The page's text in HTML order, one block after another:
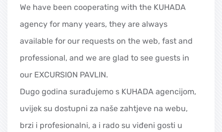
We have been cooperating with the KUHADA
agency for many years, they are always
available for our requests on the web, fast and
professional, and we are glad to see guests in
our EXCURSION PAVLIN.
Dugo godina surađujemo s KUHADA agencijom,
uvijek su dostupni za naše zahtjeve na webu,
brzi i profesionalni, a i rado su viđeni gosti u